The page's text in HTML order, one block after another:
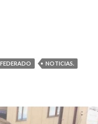
NOTICIAS.